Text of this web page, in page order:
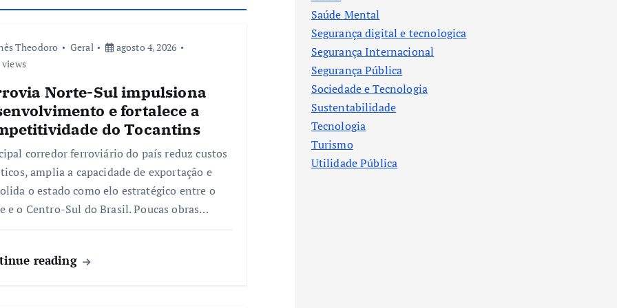
Theodoro Geral
agosto 4, 2026
views
Norte-Sul impulsiona
e fortalece a
do Tocantins
corredor ferroviário do país reduz custos
amplia a capacidade de exportação e
o estado como elo estratégico entre o
e o Centro-Sul do Brasil. Poucas obras…
reading
Saúde Mental
Segurança digital e tecnologica
Segurança Internacional
Segurança Pública
Sociedade e Tecnologia
Sustentabilidade
Tecnologia
Turismo
Utilidade Pública